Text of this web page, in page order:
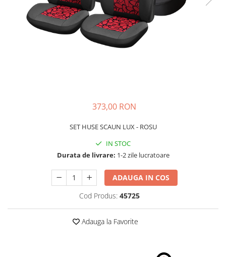
Alte Butoane/Comutatoare
Butoane Semnalizare
Accesorii Interior Auto
Tavite Portbagaj Dedicate
373,00 RON
SET HUSE SCAUN LUX - ROSU
IN STOC
Durata de livrare: 1-2 zile lucratoare
ADAUGA IN COS
Cod Produs: 45725
Adauga la Favorite